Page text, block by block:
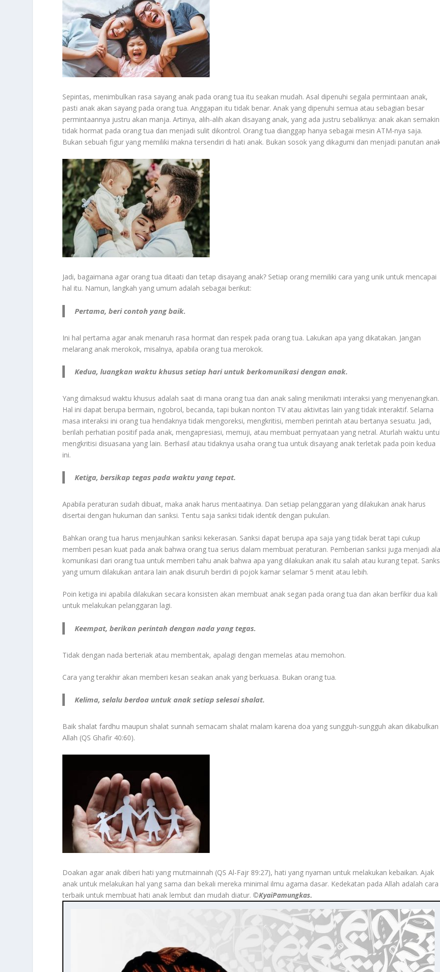
Sepintas, menimbulkan rasa sayang anak pada orang tua itu seakan mudah. Asal dipenuhi segala permintaan anak,
pasti anak akan sayang pada orang tua. Anggapan itu tidak benar. Anak yang dipenuhi semua atau sebagian besar
permintaannya justru akan manja. Artinya, alih-alih akan disayang anak, yang ada justru sebaliknya: anak akan semakin
tidak hormat pada orang tua dan menjadi sulit dikontrol. Orang tua dianggap hanya sebagai mesin ATM-nya saja.
Bukan sebuah figur yang memiliki makna tersendiri di hati anak. Bukan sosok yang dikagumi dan menjadi panutan
Jadi, bagaimana agar orang tua ditaati dan tetap disayang anak? Setiap orang memiliki cara yang unik untuk mencapai
hal itu. Namun, langkah yang umum adalah sebagai berikut:
Pertama, beri contoh yang baik.
Ini hal pertama agar anak menaruh rasa hormat dan respek pada orang tua. Lakukan apa yang dikatakan. Jangan
melarang anak merokok, misalnya, apabila orang tua merokok.
Kedua, luangkan waktu khusus setiap hari untuk berkomunikasi dengan anak.
Yang dimaksud waktu khusus adalah saat di mana orang tua dan anak saling menikmati interaksi yang menyenangkan.
Hal ini dapat berupa bermain, ngobrol, becanda, tapi bukan nonton TV atau aktivitas lain yang tidak interaktif. Selarna
masa interaksi ini orang tua hendaknya tidak mengoreksi, mengkritisi, memberi perintah atau bertanya sesuatu. Jadi,
berilah perhatian positif pada anak, mengapresiasi, memuji, atau membuat pernyataan yang netral. Aturlah waktu
mengkritisi disuasana yang lain. Berhasil atau tidaknya usaha orang tua untuk disayang anak terletak pada poin kedua
ini.
Ketiga, bersikap tegas pada waktu yang tepat.
Apabila peraturan sudah dibuat, maka anak harus mentaatinya. Dan setiap pelanggaran yang dilakukan anak harus
disertai dengan hukuman dan sanksi. Tentu saja sanksi tidak identik dengan pukulan.
Bahkan orang tua harus menjauhkan sanksi kekerasan. Sanksi dapat berupa apa saja yang tidak berat tapi cukup
memberi pesan kuat pada anak bahwa orang tua serius dalam membuat peraturan. Pemberian sanksi juga menjadi
komunikasi dari orang tua untuk memberi tahu anak bahwa apa yang dilakukan anak itu salah atau kurang tepat.
yang umum dilakukan antara lain anak disuruh berdiri di pojok kamar selamar 5 menit atau lebih.
Poin ketiga ini apabila dilakukan secara konsisten akan membuat anak segan pada orang tua dan akan berfikir dua kali
untuk melakukan pelanggaran lagi.
Keempat, berikan perintah dengan nada yang tegas.
Tidak dengan nada berteriak atau membentak, apalagi dengan memelas atau memohon.
Cara yang terakhir akan memberi kesan seakan anak yang berkuasa. Bukan orang tua.
Kelima, selalu berdoa untuk anak setiap selesai shalat.
Baik shalat fardhu maupun shalat sunnah semacam shalat malam karena doa yang sungguh-sungguh akan dikabulkan
Allah (QS Ghafir 40:60).
Doakan agar anak diberi hati yang mutmainnah (QS Al-Fajr 89:27), hati yang nyaman untuk melakukan kebaikan. Ajak
anak untuk melakukan hal yang sama dan bekali mereka minimal ilmu agama dasar. Kedekatan pada Allah adalah cara
terbaik untuk membuat hati anak lembut dan mudah diatur.©️KyaiPamungkas.